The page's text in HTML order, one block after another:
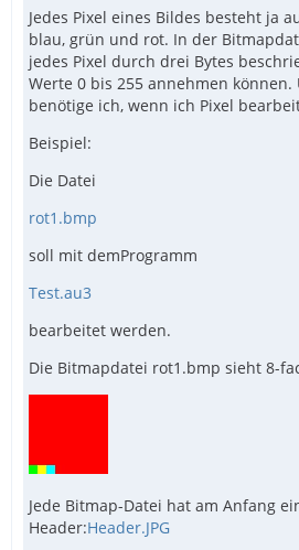
Jedes Pixel eines Bildes besteht ja
blau, grün und rot. In der
jedes Pixel durch drei Bytes
Werte 0 bis 255 annehmen können.
benötige ich, wenn ich Pixel
Beispiel:
Die Datei
rot1.bmp
soll mit demProgramm
Test.au3
bearbeitet werden.
Die Bitmapdatei rot1.bmp sieht 8-
Jede Bitmap-Datei hat am Anfang
Header:Header.JPG